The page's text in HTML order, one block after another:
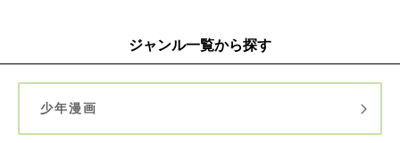
ジャンル一覧から探す
少年漫画